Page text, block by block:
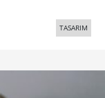
TASARIM